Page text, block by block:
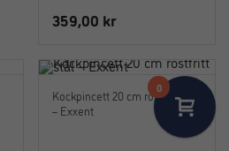
359,00 kr
Kockpincett 20 cm rostfritt stål
– Exxent
0